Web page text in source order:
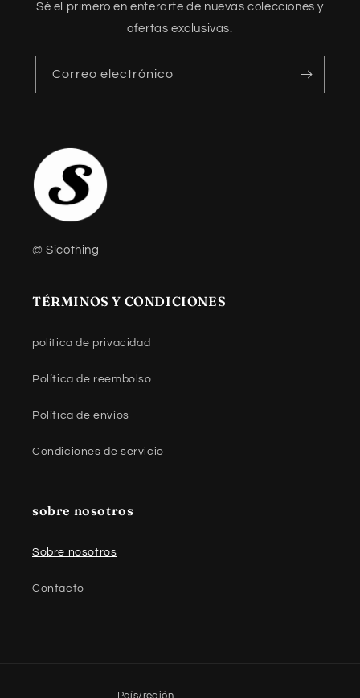
Sé el primero en enterarte de nuevas colecciones y
ofertas exclusivas.
Correo electrónico
@ Sicothing
TÉRMINOS Y CONDICIONES
política de privacidad
Política de reembolso
Política de envíos
Condiciones de servicio
sobre nosotros
Sobre nosotros
Contacto